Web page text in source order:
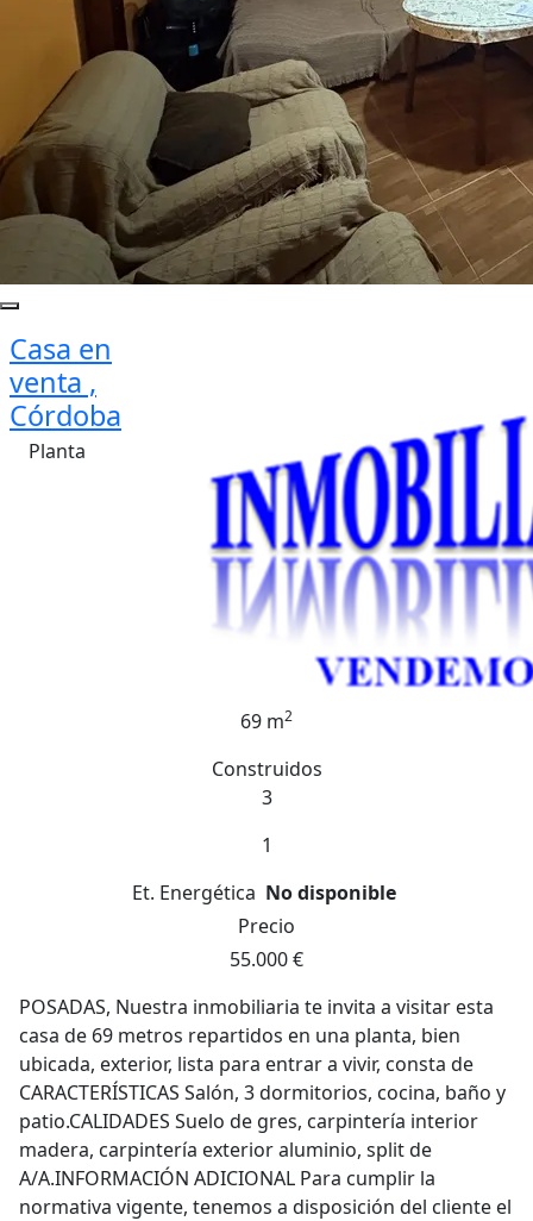
Casa en
venta ,
Córdoba
Planta
69 m2
Construidos
3
1
Et. Energética No disponible
Precio
55.000 €
POSADAS, Nuestra inmobiliaria te invita a visitar esta
casa de 69 metros repartidos en una planta, bien
ubicada, exterior, lista para entrar a vivir, consta de
CARACTERÍSTICAS Salón, 3 dormitorios, cocina, baño y
patio.CALIDADES Suelo de gres, carpintería interior
madera, carpintería exterior aluminio, split de
A/A.INFORMACIÓN ADICIONAL Para cumplir la
normativa vigente, tenemos a disposición del cliente el